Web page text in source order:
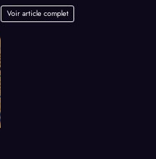
Voir article complet